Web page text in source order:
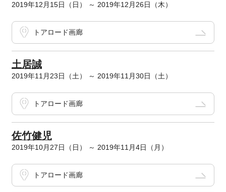
2019年12月15日（日） ～ 2019年12月26日（木）
トアロード画廊
土居誠
2019年11月23日（土） ～ 2019年11月30日（土）
トアロード画廊
佐竹健児
2019年10月27日（日） ～ 2019年11月4日（月）
トアロード画廊